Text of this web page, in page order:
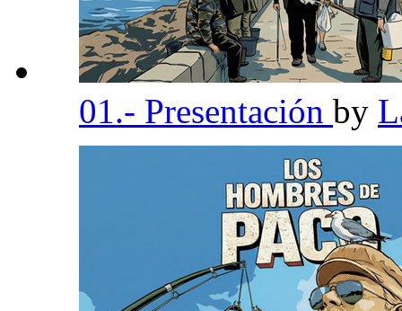
01.- Presentación by